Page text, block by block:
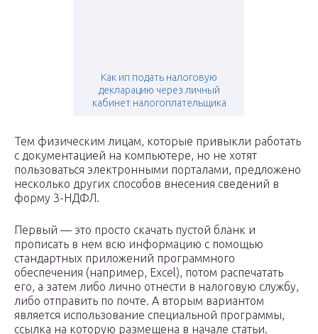
Как ип подать налоговую
декларацию через личный
кабинет налогоплательщика
Тем физическим лицам, которые привыкли работать
с документацией на компьютере, но не хотят
пользоваться электронными порталами, предложено
несколько других способов внесения сведений в
форму 3-НДФЛ.
Первый — это просто скачать пустой бланк и
прописать в нем всю информацию с помощью
стандартных приложений программного
обеспечения (например, Excel), потом распечатать
его, а затем либо лично отнести в налоговую службу,
либо отправить по почте. А вторым вариантом
является использование специальной программы,
ссылка на которую размещена в начале статьи.